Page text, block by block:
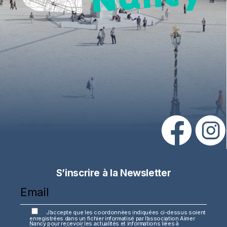
S’inscrire à la Newsletter
J’accepte que les coordonnées indiquées ci-dessus soient
enregistrées dans un fichier informatisé par l’association Aimer
Nancy pour recevoir les actualités et informations liées à